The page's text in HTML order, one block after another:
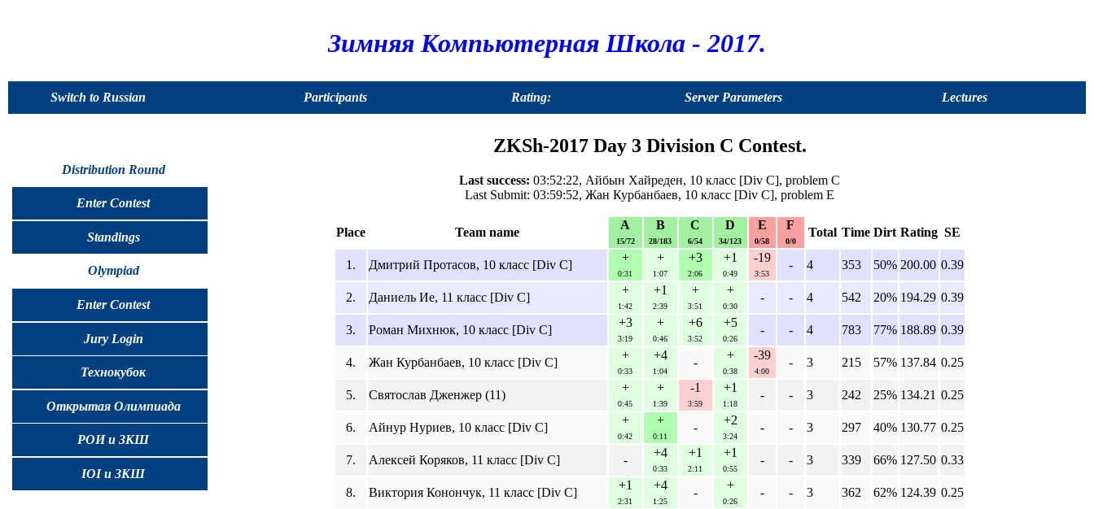
Зимняя Компьютерная Школа - 2017.
Switch to Russian Participants Rating: Server Parameters Lectures
Distribution Round
Enter Contest
Standings
Olympiad
Enter Contest
Jury Login
Технокубок
Открытая Олимпиада
РОИ и ЗКШ
IOI и ЗКШ
ZKSh-2017 Day 3 Division C Contest.
Last success: 03:52:22, Айбын Хайреден, 10 класс [Div C], problem C
Last Submit: 03:59:52, Жан Курбанбаев, 10 класс [Div C], problem E
Place Team name
A
15/72
B
28/183
C
6/54
D
34/123
E
0/58
F
0/0
Total Time Dirt Rating SE
1. Дмитрий Протасов, 10 класс [Div C]
+
0:31
+
1:07
+3
2:06
+1
0:49
-19
3:53
- 4 353 50% 200.00 0.39
2. Даниель Ие, 11 класс [Div C]
+
1:42
+1
2:39
+
3:51
+
0:30
- - 4 542 20% 194.29 0.39
3. Роман Михнюк, 10 класс [Div C]
+3
3:19
+
0:46
+6
3:52
+5
0:26
- - 4 783 77% 188.89 0.39
4. Жан Курбанбаев, 10 класс [Div C]
+
0:33
+4
1:04
-
+
0:38
-39
4:00
- 3 215 57% 137.84 0.25
5. Святослав Дженжер (11)
+
0:45
+
1:39
-1
3:59
+1
1:18
- - 3 242 25% 134.21 0.25
6. Айнур Нуриев, 10 класс [Div C]
+
0:42
+
0:11
-
+2
3:24
- - 3 297 40% 130.77 0.25
7. Алексей Коряков, 11 класс [Div C] -
+4
0:33
+1
2:11
+1
0:55
- - 3 339 66% 127.50 0.33
8. Виктория Конончук, 11 класс [Div C]
+1
2:31
+4
1:25
-
+
0:26
- - 3 362 62% 124.39 0.25